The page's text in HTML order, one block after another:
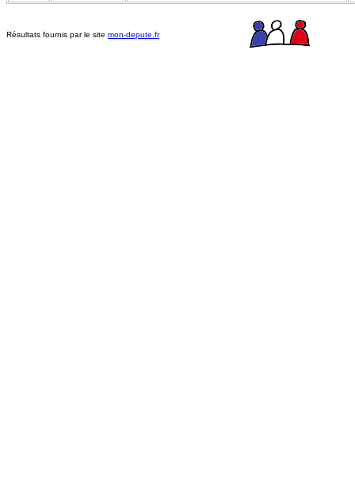
Résultats fournis par le site mon-depute.fr